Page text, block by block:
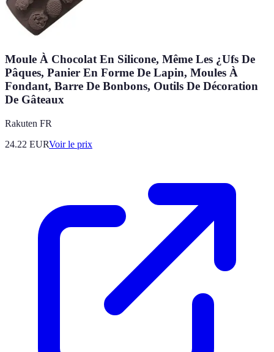
Moule À Chocolat En Silicone, Même Les ¿Ufs De
Pâques, Panier En Forme De Lapin, Moules À
Fondant, Barre De Bonbons, Outils De Décoration
De Gâteaux
Rakuten FR
24.22 EURVoir le prix